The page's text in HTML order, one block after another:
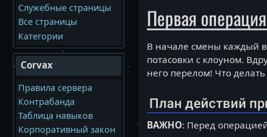
Первая операция
В начале смены каждый
потасовки с клоуном.
него перелом! Что
План действий
ВАЖНО: Перед
Служебные страницы
Все страницы
Категории
Corvax
Правила сервера
Контрабанда
Таблица навыков
Корпоративный закон